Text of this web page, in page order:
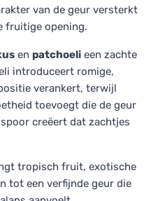
van de geur versterkt
fruitige opening.
en patchoeli een zachte
introduceert romige,
verankert, terwijl
toevoegt die de geur
creëert dat zachtjes
tropisch fruit, exotische
tot een verfijnde geur die